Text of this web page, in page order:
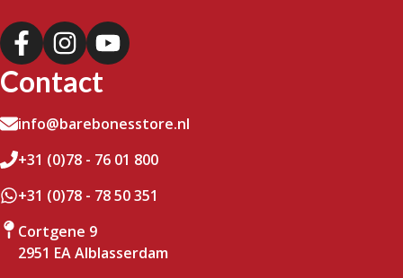
Contact
info@barebonesstore.nl
+31 (0)78 - 76 01 800
+31 (0)78 - 78 50 351
Cortgene 9
2951 EA Alblasserdam